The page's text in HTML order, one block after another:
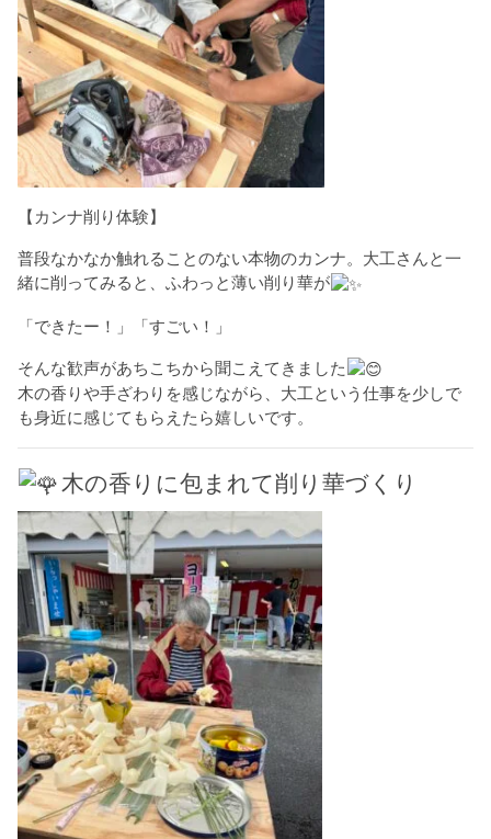
【カンナ削り体験】
普段なかなか触れることのない本物のカンナ。大工さんと一
緒に削ってみると、ふわっと薄い削り華が
「できたー！」「すごい！」
そんな歓声があちこちから聞こえてきました
木の香りや手ざわりを感じながら、大工という仕事を少しで
も身近に感じてもらえたら嬉しいです。
木の香りに包まれて削り華づくり